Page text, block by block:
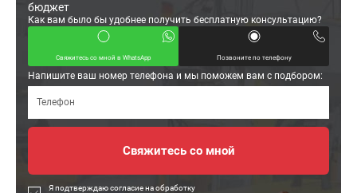
бюджет
Как вам было бы удобнее получить бесплатную консультацию?
Свяжитесь со мной в WhatsApp Позвоните по телефону
Напишите ваш номер телефона и мы поможем вам с подбором:
Я подтверждаю согласие на обработку